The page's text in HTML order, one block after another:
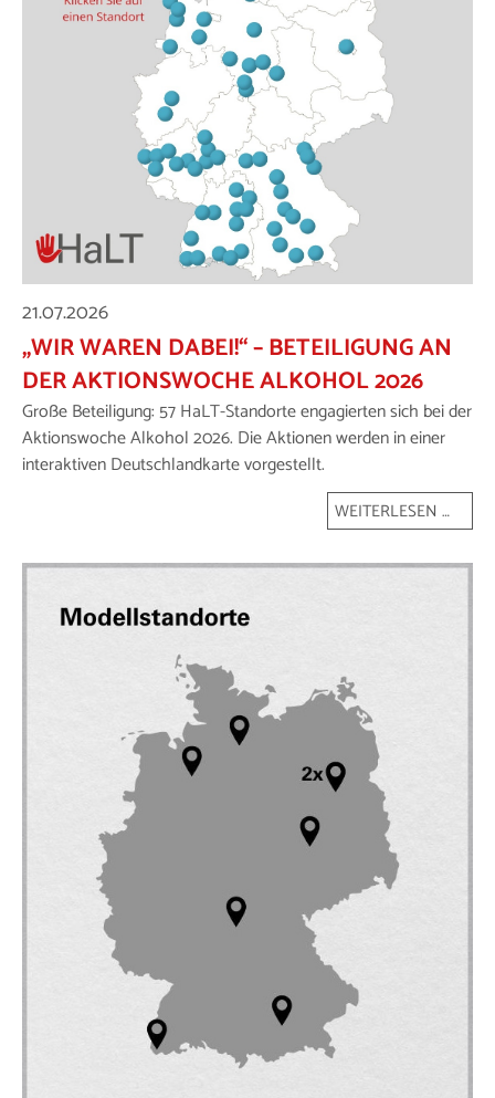
21.07.2026
„WIR WAREN DABEI!“ – BETEILIGUNG AN
DER AKTIONSWOCHE ALKOHOL 2026
Große Beteiligung: 57 HaLT-Standorte engagierten sich bei der
Aktionswoche Alkohol 2026. Die Aktionen werden in einer
interaktiven Deutschlandkarte vorgestellt.
WEITERLESEN …